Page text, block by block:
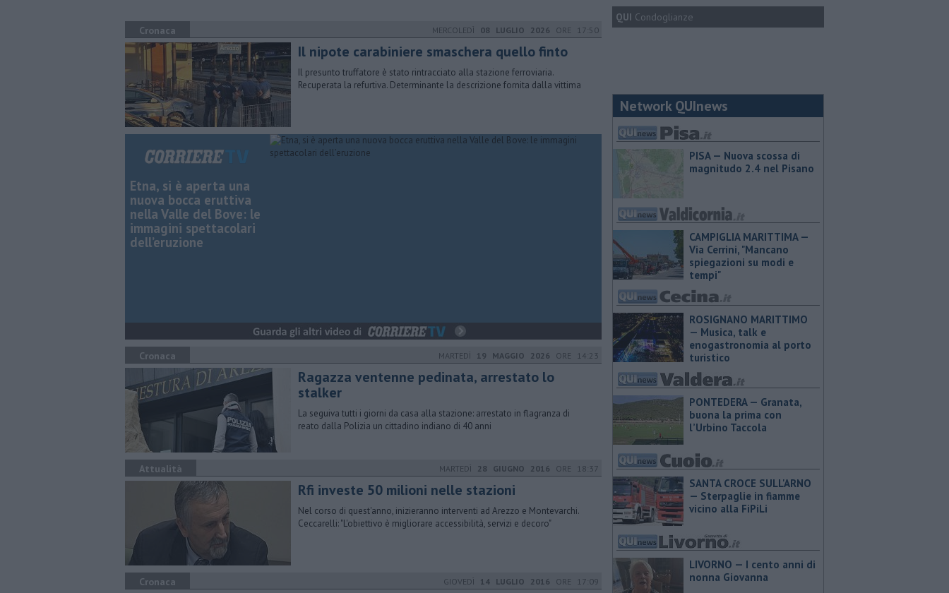
Cronaca MERCOLEDÌ 08 LUGLIO 2026 ORE 17:50
Il nipote carabiniere smaschera quello finto
Il presunto truffatore è stato rintracciato alla stazione ferroviaria.
Recuperata la refurtiva. Determinante la descrizione fornita dalla vittima
Etna, si è aperta una
nuova bocca eruttiva
nella Valle del Bove: le
immagini spettacolari
dell’eruzione
Cronaca MARTEDÌ 19 MAGGIO 2026 ORE 14:23
Ragazza ventenne pedinata, arrestato lo
stalker
La seguiva tutti i giorni da casa alla stazione: arrestato in flagranza di
reato dalla Polizia un cittadino indiano di 40 anni
Attualità MARTEDÌ 28 GIUGNO 2016 ORE 18:37
Rfi investe 50 milioni nelle stazioni
Nel corso di quest'anno, inizieranno interventi ad Arezzo e Montevarchi.
Ceccarelli: "L'obiettivo è migliorare accessibilità, servizi e decoro"
Cronaca GIOVEDÌ 14 LUGLIO 2016 ORE 17:09
QUI Condoglianze
Network QUInews
PISA — Nuova scossa di
magnitudo 2.4 nel Pisano
CAMPIGLIA MARITTIMA —
Via Cerrini, "Mancano
spiegazioni su modi e
tempi"
ROSIGNANO MARITTIMO
— Musica, talk e
enogastronomia al porto
turistico
PONTEDERA — ​Granata,
buona la prima con
l’Urbino Taccola
SANTA CROCE SULL'ARNO
— Sterpaglie in fiamme
vicino alla FiPiLi
LIVORNO — I cento anni di
nonna Giovanna